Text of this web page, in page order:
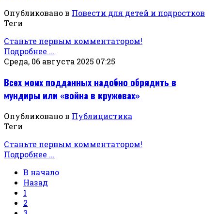
Опубликовано в Повести для детей и подростков
Теги
Станьте первым комментатором!
Подробнее ...
Среда, 06 августа 2025 07:25
Всех моих подданных надобно обрядить в
мундиры или «война в кружевах»
Опубликовано в Публицистика
Теги
Станьте первым комментатором!
Подробнее ...
В начало
Назад
1
2